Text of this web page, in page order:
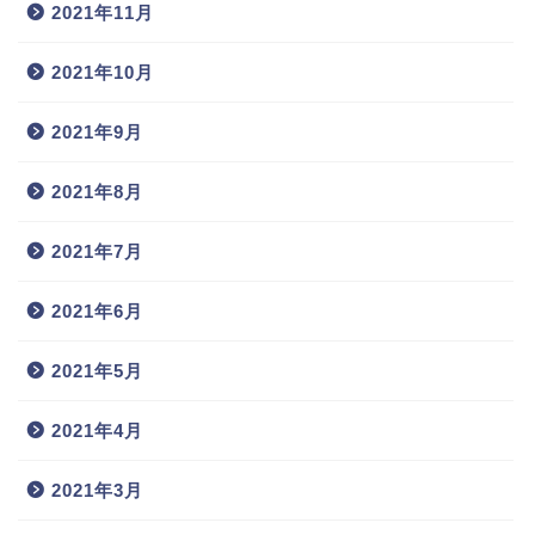
2021年11月
2021年10月
2021年9月
2021年8月
2021年7月
2021年6月
2021年5月
2021年4月
2021年3月